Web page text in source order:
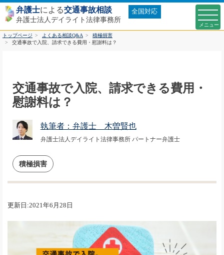
弁護士による交通事故相談
弁護士法人デイライト法律事務所
全国対応
トップページ よくある相談Q&A
積極損害
交通事故で入院、請求できる費用・慰謝料は？
交通事故で入院、請求できる費用・
慰謝料は？
執筆者：弁護士 木曽賢也
弁護士法人デイライト法律事務所 パートナー弁護士
積極損害
更新日:2021年6月28日